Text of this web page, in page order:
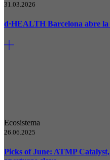
31.03.2026
d·HEALTH Barcelona abre la
Ecosistema
26.06.2025
Picks of June: ATMP